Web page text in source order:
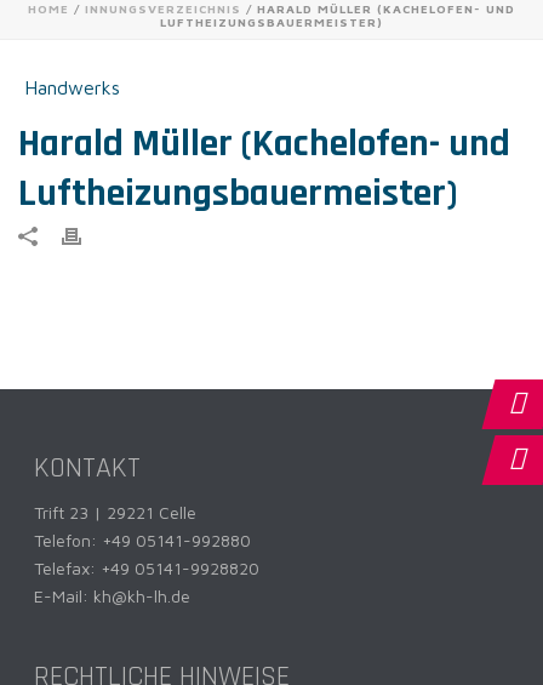
HOME / INNUNGSVERZEICHNIS / HARALD MÜLLER (KACHELOFEN- UND
LUFTHEIZUNGSBAUERMEISTER)
Harald Müller (Kachelofen- und
Luftheizungsbauermeister)
KONTAKT
Trift 23 | 29221 Celle
Telefon: +49 05141-992880
Telefax: +49 05141-9928820
E-Mail: kh@kh-lh.de
RECHTLICHE HINWEISE